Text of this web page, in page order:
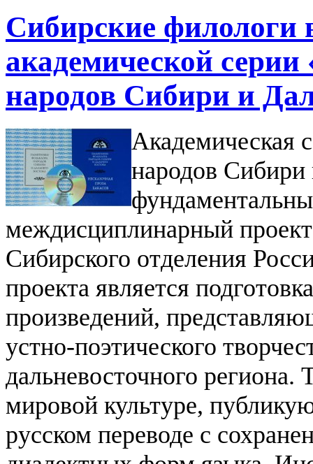
Сибирские филологи
академической
народов Сибири и
Академическая
народов Сибири
междисциплинарный
Сибирского отделения
проекта является
произведений,
устно-поэтического
дальневосточного
мировой культуре,
русском переводе с